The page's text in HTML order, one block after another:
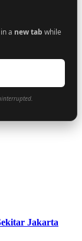
a new tab while
Jakarta